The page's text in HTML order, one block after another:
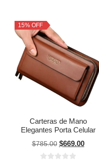
15% OFF
Carteras de Mano
Elegantes Porta Celular
$785.00 $669.00